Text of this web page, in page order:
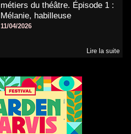
métiers du théâtre. Épisode 1 :
Mélanie, habilleuse
11/04/2026
Lire la suite